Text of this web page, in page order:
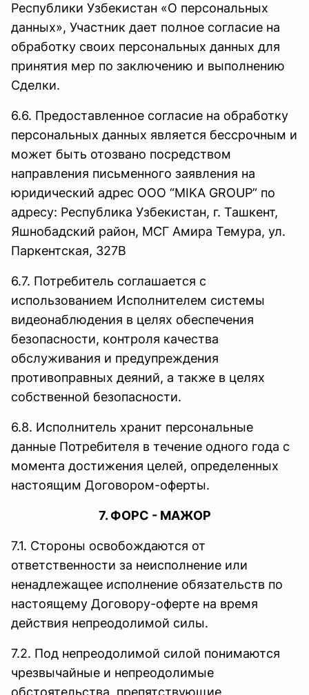
Республики Узбекистан «О персональных
данных», Участник дает полное согласие на
обработку своих персональных данных для
принятия мер по заключению и выполнению
Сделки.
6.6. Предоставленное согласие на обработку
персональных данных является бессрочным и
может быть отозвано посредством
направления письменного заявления на
юридический адрес ООО “MIKA GROUP” по
адресу: Республика Узбекистан, г. Ташкент,
Яшнобадский район, МСГ Амира Темура, ул.
Паркентская, 327В
6.7. Потребитель соглашается с
использованием Исполнителем системы
видеонаблюдения в целях обеспечения
безопасности, контроля качества
обслуживания и предупреждения
противоправных деяний, а также в целях
собственной безопасности.
6.8. Исполнитель хранит персональные
данные Потребителя в течение одного года с
момента достижения целей, определенных
настоящим Договором-оферты.
7. ФОРС - МАЖОР
7.1. Стороны освобождаются от
ответственности за неисполнение или
ненадлежащее исполнение обязательств по
настоящему Договору-оферте на время
действия непреодолимой силы.
7.2. Под непреодолимой силой понимаются
чрезвычайные и непреодолимые
обстоятельства, препятствующие